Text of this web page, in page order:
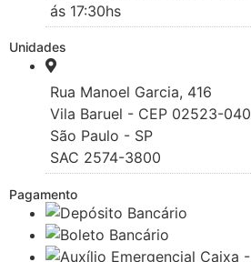
ás 17:30hs
Unidades
Rua Manoel Garcia, 416
Vila Baruel - CEP 02523-040
São Paulo - SP
SAC 2574-3800
Pagamento